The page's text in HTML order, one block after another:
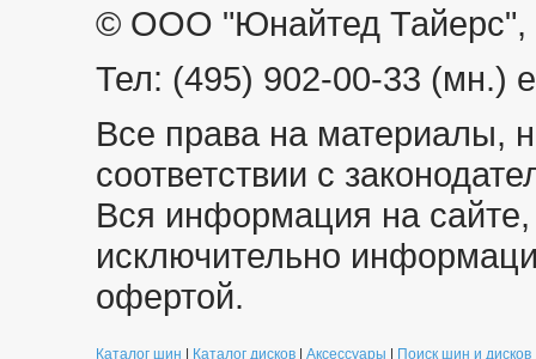
© ООО "Юнайтед Тайерс",
Тел: (495) 902-00-33 (мн.)
Все права на материалы,
соответствии с
Вся информация на
исключительно
офертой.
Каталог шин Каталог дисков| Аксессуары Поиск шин и дисков